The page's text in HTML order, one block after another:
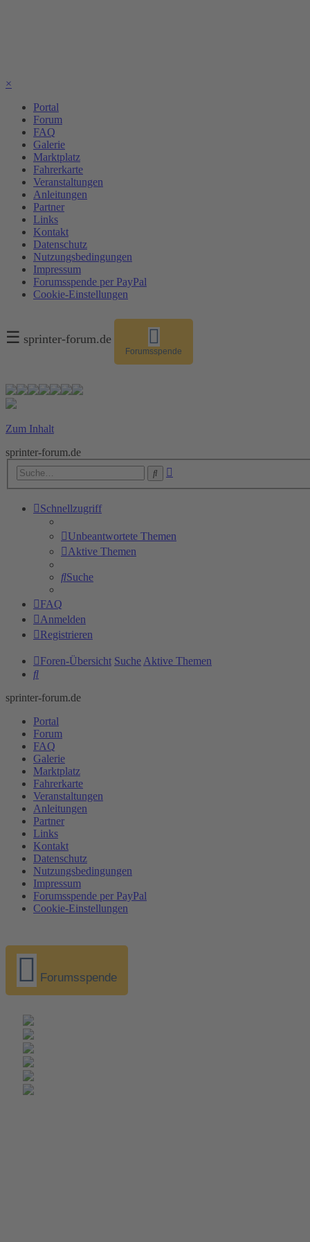
×
Portal
Forum
FAQ
Galerie
Marktplatz
Fahrerkarte
Veranstaltungen
Anleitungen
Partner
Links
Kontakt
Datenschutz
Nutzungsbedingungen
Impressum
Forumsspende per PayPal
Cookie-Einstellungen
☰ sprinter-forum.de
Forumsspende
Zum Inhalt
sprinter-forum.de
Suche
Schnellzugriff
Unbeantwortete Themen
Aktive Themen
Suche
FAQ
Anmelden
Registrieren
Foren-Übersicht Suche Aktive Themen
Suche
sprinter-forum.de
Portal
Forum
FAQ
Galerie
Marktplatz
Fahrerkarte
Veranstaltungen
Anleitungen
Partner
Links
Kontakt
Datenschutz
Nutzungsbedingungen
Impressum
Forumsspende per PayPal
Cookie-Einstellungen
Forumsspende